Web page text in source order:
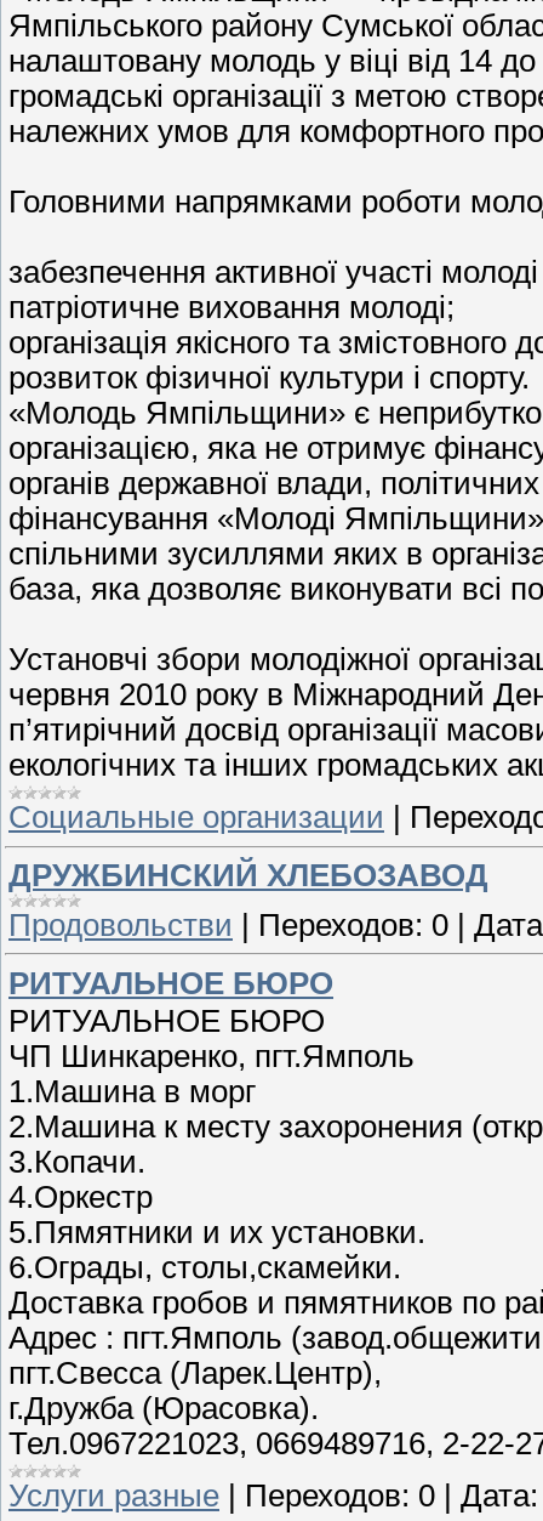
Ямпільського району Сумської
налаштовану молодь у віці від 14 до
громадські організації з метою
належних умов для комфортного
Головними напрямками роботи
забезпечення активної участі
патріотичне виховання молоді;
організація якісного та змістовного
розвиток фізичної культури і спорту.
«Молодь Ямпільщини» є
організацією, яка не отримує
органів державної влади,
фінансування «Молоді Ямпільщини»
спільними зусиллями яких в
база, яка дозволяє виконувати всі
Установчі збори молодіжної
червня 2010 року в Міжнародний
п’ятирічний досвід організації
екологічних та інших громадських
Социальные организации
ДРУЖБИНСКИЙ ХЛЕБОЗАВОД
Продовольстви
Переходов: 0
РИТУАЛЬНОЕ БЮРО
РИТУАЛЬНОЕ БЮРО
ЧП Шинкаренко, пгт.Ямполь
1.Машина в морг
2.Машина к месту захоронения
3.Копачи.
4.Оркестр
5.Пямятники и их установки.
6.Ограды, столы,скамейки.
Доставка гробов и пямятников по
Адрес : пгт.Ямполь
пгт.Свесса (Ларек.Центр),
г.Дружба (Юрасовка).
Тел.0967221023, 0669489716, 2-22-
Услуги разные | Переходов: 0 | Дата: